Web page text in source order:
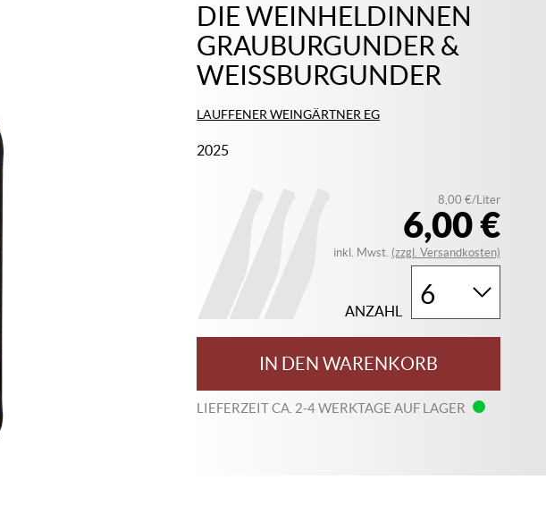
DIE WEINHELDINNEN
GRAUBURGUNDER &
WEISSBURGUNDER
LAUFFENER WEINGÄRTNER EG
2025
6,00 €
8,00 €/Liter
inkl. Mwst. (zzgl. Versandkosten)
ANZAHL
IN DEN WARENKORB
LIEFERZEIT CA. 2-4 WERKTAGE AUF LAGER